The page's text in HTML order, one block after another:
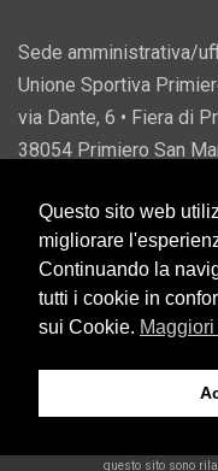
Sede amministrativa/
Unione Sportiva
via Dante, 6 • Fiera di
38054 Primiero San
Vantaggi da
questo sito sono
Questo sito web
migliorare
Continuando la
tutti i cookie in
sui Cookie.